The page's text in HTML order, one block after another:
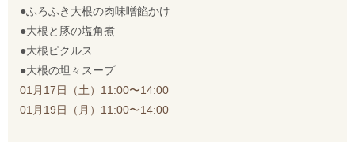
●ふろふき大根の肉味噌餡かけ
●大根と豚の塩角煮
●大根ピクルス
●大根の坦々スープ
01月17日（土）11:00〜14:00
01月19日（月）11:00〜14:00